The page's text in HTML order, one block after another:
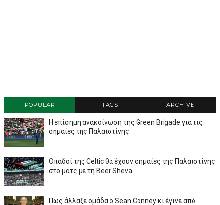
POPULAR TAGS ARCHIVE
Η επίσημη ανακοίνωση της Green Brigade για τις
σημαίες της Παλαιστίνης
Οπαδοί της Celtic θα έχουν σημαίες της Παλαιστίνης
στο ματς με τη Beer Sheva
Πως άλλαξε ομάδα ο Sean Conney κι έγινε από